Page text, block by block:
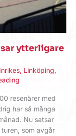
ytterligare
, Linköping,
resenärer med
har så många
Nu satsar
som avgår